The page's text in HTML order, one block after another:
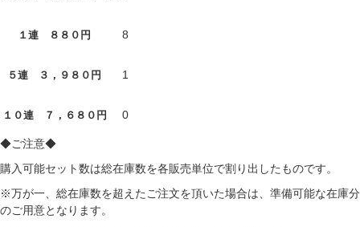
１連 ８８０円 8
５連 ３，９８０円 1
１０連 ７，６８０円 0
◆ご注意◆
購入可能セット数は総在庫数を各販売単位で割り出したものです。
※万が一、総在庫数を超えたご注文を頂いた場合は、準備可能な在庫分
のご用意となります。